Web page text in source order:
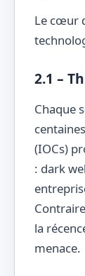
Le cœur
2.1 –
Chaque
(IOCs)
: dark
la
menace.